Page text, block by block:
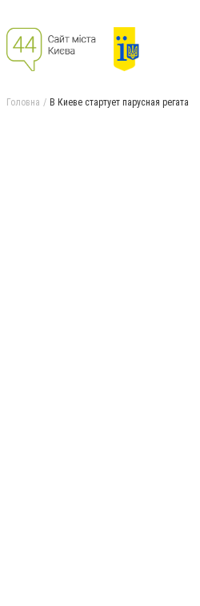
Головна В Киеве стартует парусная регата